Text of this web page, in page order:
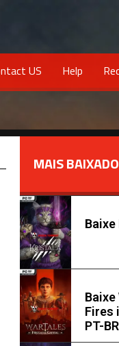
US Help
MAIS
Baixe
Fires
PT-BR